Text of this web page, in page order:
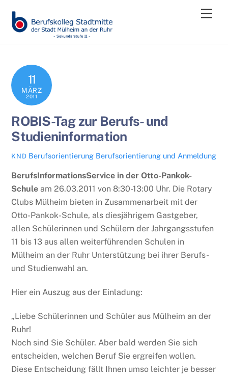
content
11
MÄRZ
2011
ROBIS-Tag zur Berufs- und
Studieninformation
KND Berufsorientierung Berufsorientierung und Anmeldung
BerufsInformationsService in der Otto-Pankok-
Schule am 26.03.2011 von 8:30-13:00 Uhr. Die Rotary
Clubs Mülheim bieten in Zusammenarbeit mit der
Otto-Pankok-Schule, als diesjährigem Gastgeber,
allen Schülerinnen und Schülern der Jahrgangsstufen
11 bis 13 aus allen weiterführenden Schulen in
Mülheim an der Ruhr Unterstützung bei ihrer Berufs-
und Studienwahl an.
Hier ein Auszug aus der Einladung:
„Liebe Schülerinnen und Schüler aus Mülheim an der
Ruhr!
Noch sind Sie Schüler. Aber bald werden Sie sich
entscheiden, welchen Beruf Sie ergreifen wollen.
Diese Entscheidung fällt Ihnen umso leichter je besser